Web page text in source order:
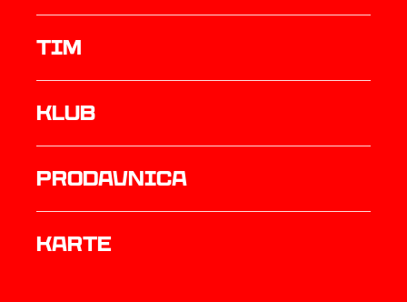
TIM
Klub
prodavnica
Karte